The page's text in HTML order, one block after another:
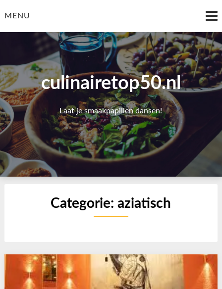
toMENU
culinairetop50.nl
Laat je smaakpapillen dansen!
Categorie:aziatisch